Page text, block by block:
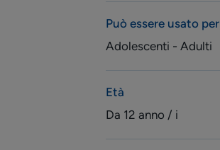
Può essere usato per
Adolescenti - Adulti
Età
Da 12 anno / i